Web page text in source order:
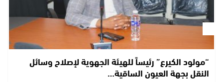
“مولود الكيرع” رئيساً للهيئة الجهوية لإصلاح وسائل
النقل بجهة العيون الساقية…